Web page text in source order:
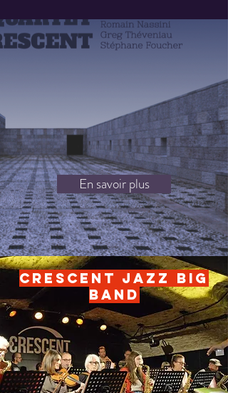
En savoir plus
Crescent jazz big
band